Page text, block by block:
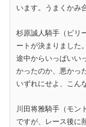
います。うまくかみ
杉原誠人騎手（ビリ
ートが決まりました
途中からいっぱいい
かったのか、悪かっ
いずれにせよ、こん
川田将雅騎手（モン
ですが、レース後に